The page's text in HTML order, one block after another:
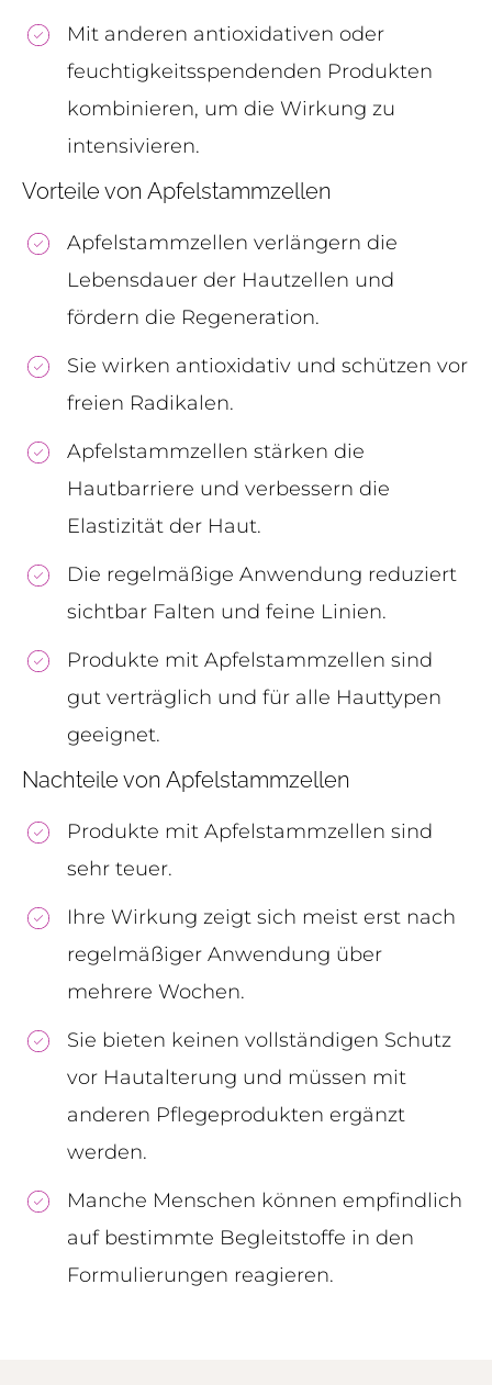
Mit anderen antioxidativen oder
feuchtigkeitsspendenden Produkten
kombinieren, um die Wirkung zu
intensivieren.
Vorteile von Apfelstammzellen
Apfelstammzellen verlängern die
Lebensdauer der Hautzellen und
fördern die Regeneration.
Sie wirken antioxidativ und schützen vor
freien Radikalen.
Apfelstammzellen stärken die
Hautbarriere und verbessern die
Elastizität der Haut.
Die regelmäßige Anwendung reduziert
sichtbar Falten und feine Linien.
Produkte mit Apfelstammzellen sind
gut verträglich und für alle Hauttypen
geeignet.
Nachteile von Apfelstammzellen
Produkte mit Apfelstammzellen sind
sehr teuer.
Ihre Wirkung zeigt sich meist erst nach
regelmäßiger Anwendung über
mehrere Wochen.
Sie bieten keinen vollständigen Schutz
vor Hautalterung und müssen mit
anderen Pflegeprodukten ergänzt
werden.
Manche Menschen können empfindlich
auf bestimmte Begleitstoffe in den
Formulierungen reagieren.